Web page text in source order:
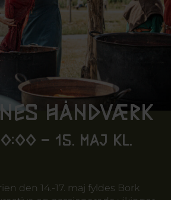
håndværk
- 15. maj kl.
den 14.-17. maj fyldes Bork